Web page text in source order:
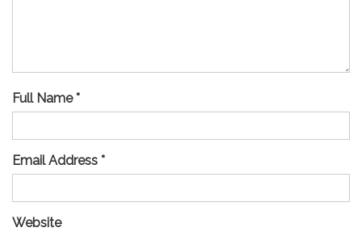
Full Name *
Email Address *
Website